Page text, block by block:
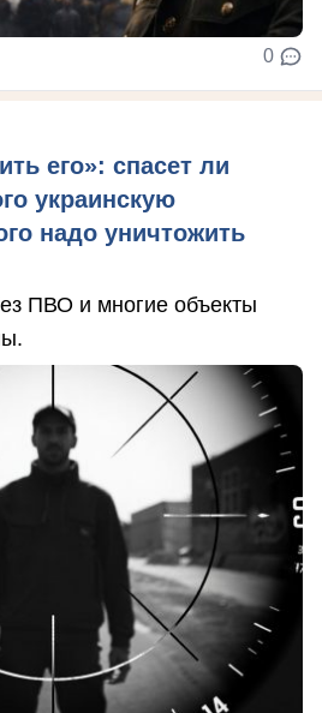
0
его»: спасет ли
украинскую
надо уничтожить
ПВО и многие объекты